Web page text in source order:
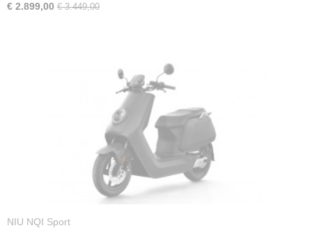
€ 2.899,00 € 3.449,00
NIU NQI Sport